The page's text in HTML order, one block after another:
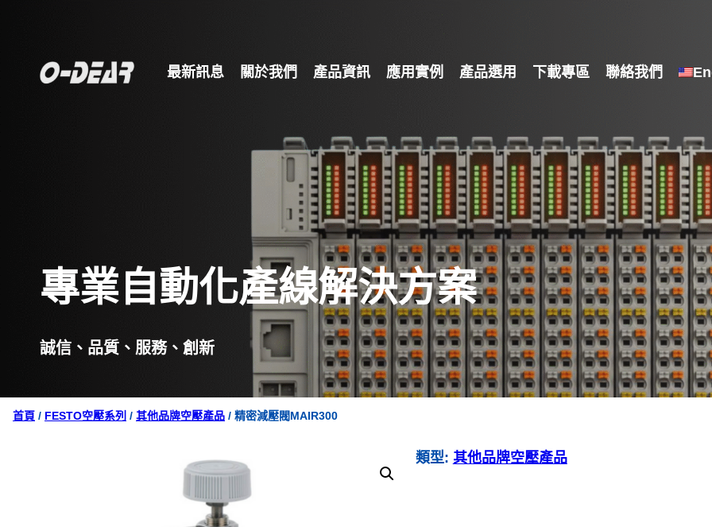
最新訊息 關於我們 產品資訊 應用實例 產品選用 下載專區 聯絡我們
專業自動化產線解決方案
誠信、品質、服務、創新
首頁 / FESTO空壓系列 / 其他品牌空壓產品 / 精密減壓閥MAIR300
類型: 其他品牌空壓產品